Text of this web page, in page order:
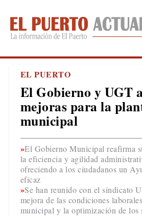
EL PUERTO
El Gobierno y UGT
mejoras para la
municipal
El Gobierno Municipal reafirma
la eficiencia y agilidad
ofreciendo a los ciudadanos un
eficaz
Se han reunido con el sindicato
mejora de las condiciones
municipal y la optimización de los